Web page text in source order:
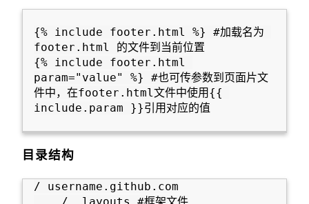
{% include footer.html %} #加载名为
footer.html 的文件到当前位置
{% include footer.html
param="value" %} #也可传参数到页面片文
件中，在footer.html文件中使用{{
include.param }}引用对应的值
目录结构
/ username.github.com